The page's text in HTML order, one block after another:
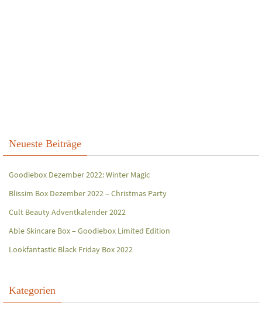
Neueste Beiträge
Goodiebox Dezember 2022: Winter Magic
Blissim Box Dezember 2022 – Christmas Party
Cult Beauty Adventkalender 2022
Able Skincare Box – Goodiebox Limited Edition
Lookfantastic Black Friday Box 2022
Kategorien